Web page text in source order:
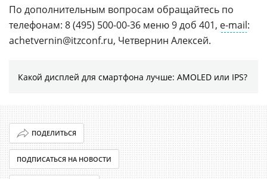
По дополнительным вопросам обращайтесь по
телефонам: 8 (495) 500-00-36 меню 9 доб 401, e-mail:
achetvernin@itzconf.ru, Четвернин Алексей.
Какой дисплей для смартфона лучше: AMOLED или IPS?
ПОДЕЛИТЬСЯ
ПОДПИСАТЬСЯ НА НОВОСТИ